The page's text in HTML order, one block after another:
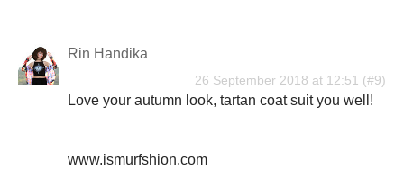
Rin Handika
26 September 2018 at 12:51
Love your autumn look, tartan coat suit you well!
www.ismurfshion.com